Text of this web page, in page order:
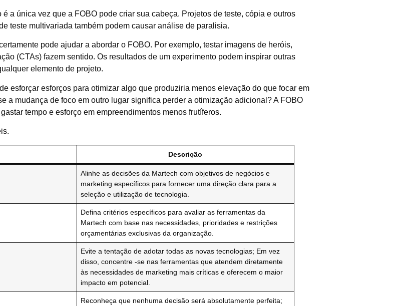
a única vez que a FOBO pode criar sua cabeça. Projetos de teste, cópia e outros
teste multivariada também podem causar análise de paralisia.
pode ajudar a abordar o FOBO. Por exemplo, testar imagens de heróis,
(CTAs) fazem sentido. Os resultados de um experimento podem inspirar outras
elemento de projeto.
esforçar esforços para otimizar algo que produziria menos elevação do que focar em
a mudança de foco em outro lugar significa perder a otimização adicional? A FOBO
tempo e esforço em empreendimentos menos frutíferos.
Descrição
Alinhe as decisões da Martech com objetivos de negócios e
marketing específicos para fornecer uma direção clara para a
seleção e utilização de tecnologia.
Defina critérios específicos para avaliar as ferramentas da
Martech com base nas necessidades, prioridades e restrições
orçamentárias exclusivas da organização.
Evite a tentação de adotar todas as novas tecnologias; Em vez
disso, concentre -se nas ferramentas que atendem diretamente
às necessidades de marketing mais críticas e oferecem o maior
impacto em potencial.
Reconheça que nenhuma decisão será absolutamente perfeita;